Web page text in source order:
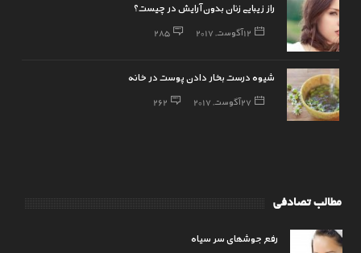
راز زیبایی زنان بدون آرایش در چیست؟
12 آگوست, 2017 285
شیوه درست بخار دادن پوست در خانه
27 آگوست, 2017 262
مطالب تصادفی
رفع جوشهای سر سیاه